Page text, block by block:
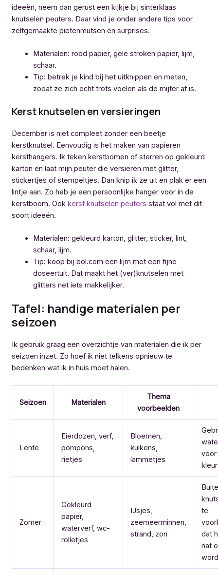
ideeën, neem dan gerust een kijkje bij sinterklaas
knutselen peuters. Daar vind je onder andere tips voor
zelfgemaakte pietenmutsen en surprises.
Materialen: rood papier, gele stroken papier, lijm,
schaar.
Tip: betrek je kind bij het uitknippen en meten,
zodat ze zich echt trots voelen als de mijter af is.
Kerst knutselen en versieringen
December is niet compleet zonder een beetje
kerstknutsel. Eenvoudig is het maken van papieren
kersthangers. Ik teken kerstbomen of sterren op gekleurd
karton en laat mijn peuter die versieren met glitter,
stickertjes of stempeltjes. Dan knip ik ze uit en plak er een
lintje aan. Zo heb je een persoonlijke hanger voor in de
kerstboom. Ook kerst knutselen peuters staat vol met dit
soort ideeën.
Materialen: gekleurd karton, glitter, sticker, lint,
schaar, lijm.
Tip: koop bij bol.com een lijm met een fijne
doseertuit. Dat maakt het (ver)knutselen met
glitters net iets makkelijker.
Tafel: handige materialen per
seizoen
Ik gebruik graag een overzichtje van materialen die ik per
seizoen inzet. Zo hoef ik niet telkens opnieuw te
bedenken wat ik in huis moet halen.
Seizoen Materialen
Thema
voorbeelden
Lente
Eierdozen, verf,
pompons,
rietjes
Bloemen,
kuikens,
lammetjes
voor
Zomer
Gekleurd
papier,
waterverf, wc-
rolletjes
IJsjes,
zeemeerminnen,
strand, zon
te
dat
nat